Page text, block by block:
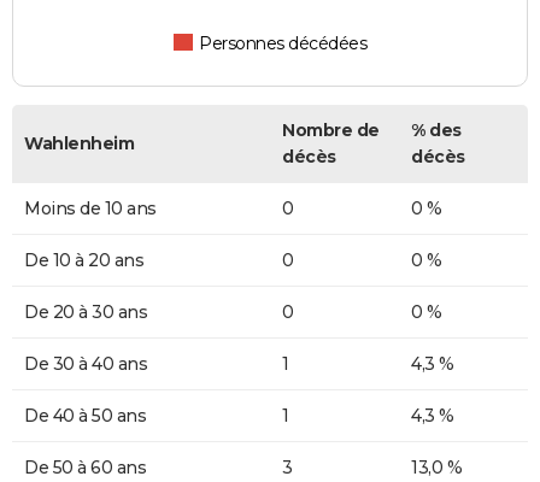
Personnes décédées
Wahlenheim
Nombre de
décès
% des
décès
Moins de 10 ans 0 0 %
De 10 à 20 ans 0 0 %
De 20 à 30 ans 0 0 %
De 30 à 40 ans 1 4,3 %
De 40 à 50 ans 1 4,3 %
De 50 à 60 ans 3 13,0 %